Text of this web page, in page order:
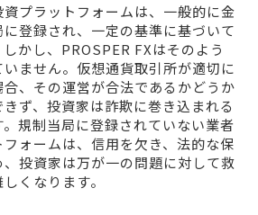
プラットフォームは、一般的に金
登録され、一定の基準に基づいて
かし、PROSPER FXはそのよう
ません。仮想通貨取引所が適切に
、その運営が合法であるかどうか
ず、投資家は詐欺に巻き込まれる
規制当局に登録されていない業者
ォームは、信用を欠き、法的な保
投資家は万が一の問題に対して救
くなります。